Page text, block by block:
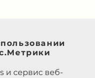
и сервис веб-